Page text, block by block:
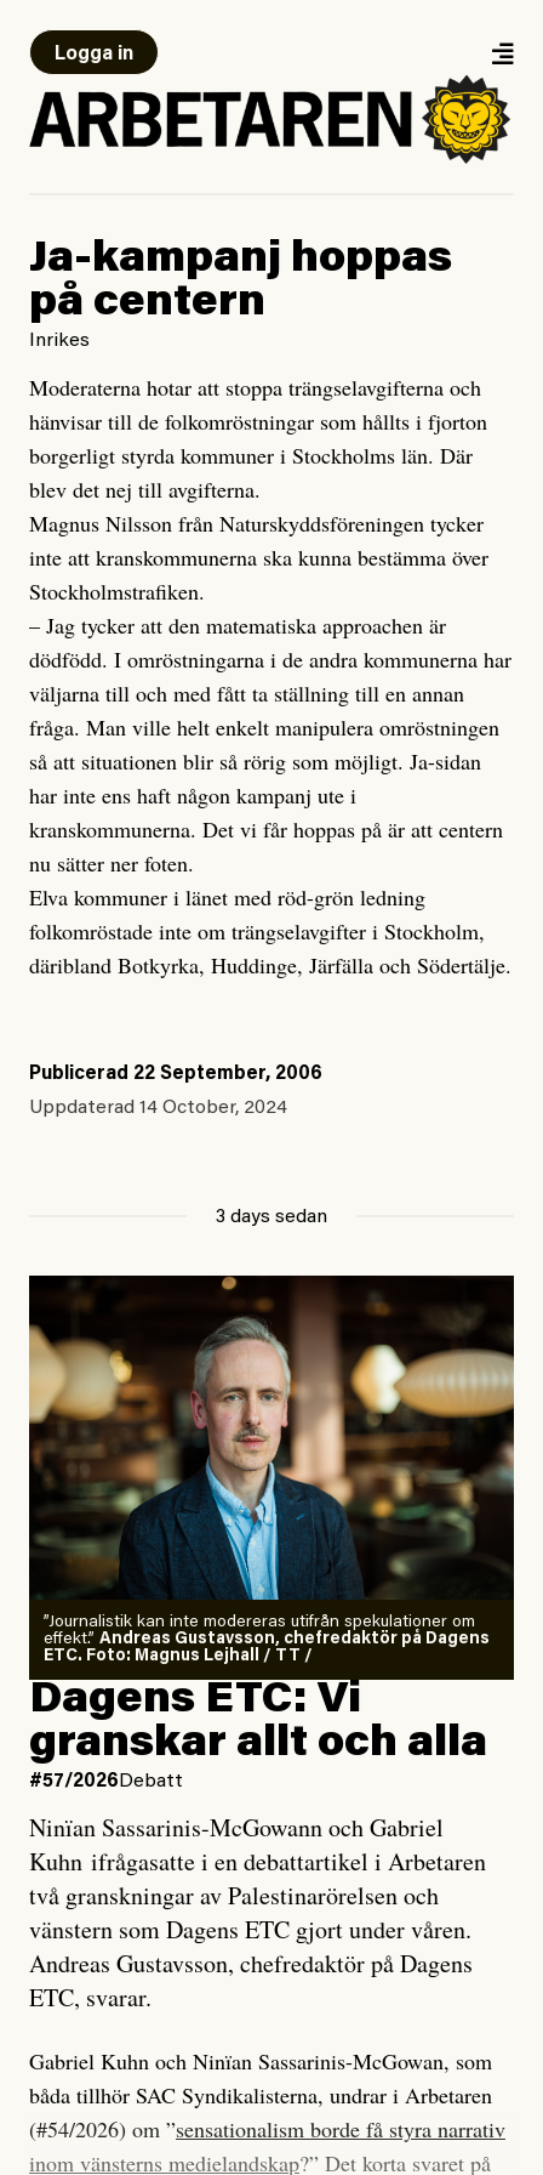
Logga in
Ja-kampanj hoppas
på centern
Inrikes
Moderaterna hotar att stoppa trängselavgifterna och
hänvisar till de folkomröstningar som hållts i fjorton
borgerligt styrda kommuner i Stockholms län. Där
blev det nej till avgifterna.
Magnus Nilsson från Naturskyddsföreningen tycker
inte att kranskommunerna ska kunna bestämma över
Stockholmstrafiken.
– Jag tycker att den matematiska approachen är
dödfödd. I omröstningarna i de andra kommunerna har
väljarna till och med fått ta ställning till en annan
fråga. Man ville helt enkelt manipulera omröstningen
så att situationen blir så rörig som möjligt. Ja-sidan
har inte ens haft någon kampanj ute i
kranskommunerna. Det vi får hoppas på är att centern
nu sätter ner foten.
Elva kommuner i länet med röd-grön ledning
folkomröstade inte om trängselavgifter i Stockholm,
däribland Botkyrka, Huddinge, Järfälla och Södertälje.
Publicerad 22 September, 2006
Uppdaterad 14 October, 2024
3 days sedan
”Journalistik kan inte modereras utifrån spekulationer om
effekt.” Andreas Gustavsson, chefredaktör på Dagens
ETC. Foto: Magnus Lejhall / TT /
Dagens ETC: Vi
granskar allt och alla
#57/2026 Debatt
Ninïan Sassarinis-McGowann och Gabriel
Kuhn ifrågasatte i en debattartikel i Arbetaren
två granskningar av Palestinarörelsen och
vänstern som Dagens ETC gjort under våren.
Andreas Gustavsson, chefredaktör på Dagens
ETC, svarar.
Gabriel Kuhn och Ninïan Sassarinis-McGowan, som
båda tillhör SAC Syndikalisterna, undrar i Arbetaren
(#54/2026) om ”sensationalism borde få styra narrativ
inom vänsterns medielandskap?” Det korta svaret på